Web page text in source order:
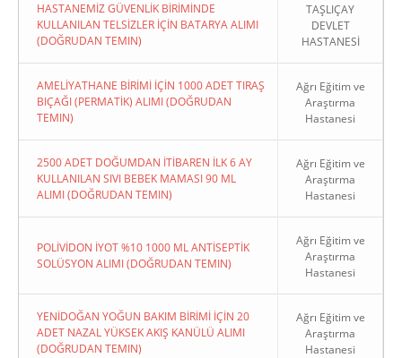
HASTANEMİZ GÜVENLİK BİRİMİNDE
KULLANILAN TELSİZLER İÇİN BATARYA ALIMI
(DOĞRUDAN TEMIN)
TAŞLIÇAY
DEVLET
HASTANESİ
AMELİYATHANE BİRİMİ İÇİN 1000 ADET TIRAŞ
BIÇAĞI (PERMATİK) ALIMI (DOĞRUDAN
TEMIN)
Ağrı Eğitim ve
Araştırma
Hastanesi
2500 ADET DOĞUMDAN İTİBAREN İLK 6 AY
KULLANILAN SIVI BEBEK MAMASI 90 ML
ALIMI (DOĞRUDAN TEMIN)
Ağrı Eğitim ve
Araştırma
Hastanesi
POLİVİDON İYOT %10 1000 ML ANTİSEPTİK
SOLÜSYON ALIMI (DOĞRUDAN TEMIN)
Ağrı Eğitim ve
Araştırma
Hastanesi
YENİDOĞAN YOĞUN BAKIM BİRİMİ İÇİN 20
ADET NAZAL YÜKSEK AKIŞ KANÜLÜ ALIMI
(DOĞRUDAN TEMIN)
Ağrı Eğitim ve
Araştırma
Hastanesi